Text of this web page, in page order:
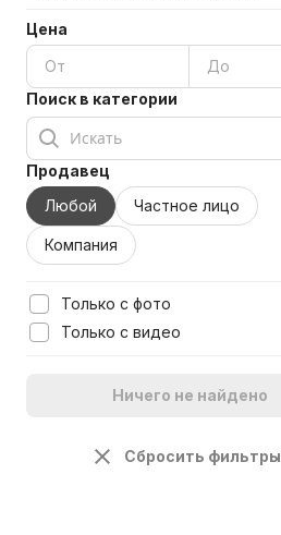
Цена
Поиск в категории
Продавец
Любой
Частное лицо
Компания
Только с фото
Только с видео
Ничего не найдено
Сбросить фильтры